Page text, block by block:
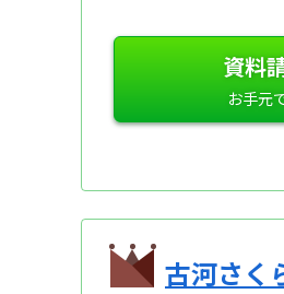
資料
古河さく